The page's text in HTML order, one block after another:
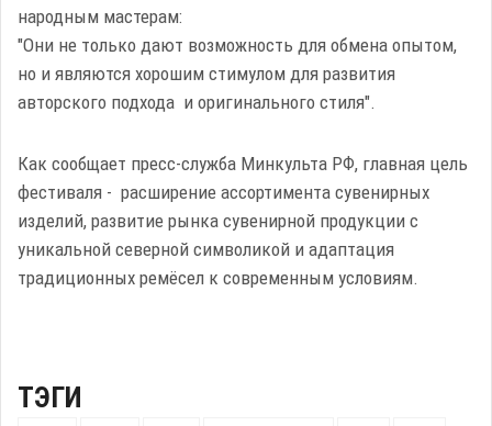
народным мастерам:
"Они не только дают возможность для обмена опытом,
но и являются хорошим стимулом для развития
авторского подхода и оригинального стиля".
Как сообщает пресс-служба Минкульта РФ, главная цель
фестиваля - расширение ассортимента сувенирных
изделий, развитие рынка сувенирной продукции с
уникальной северной символикой и адаптация
традиционных ремёсел к современным условиям.
ТЭГИ